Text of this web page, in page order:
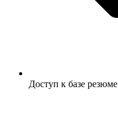
Доступ к базе резюме